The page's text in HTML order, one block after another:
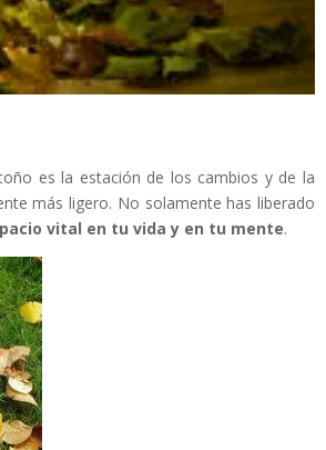
es la estación de los cambios y de la
más ligero. No solamente has liberado
vital en tu vida y en tu mente.